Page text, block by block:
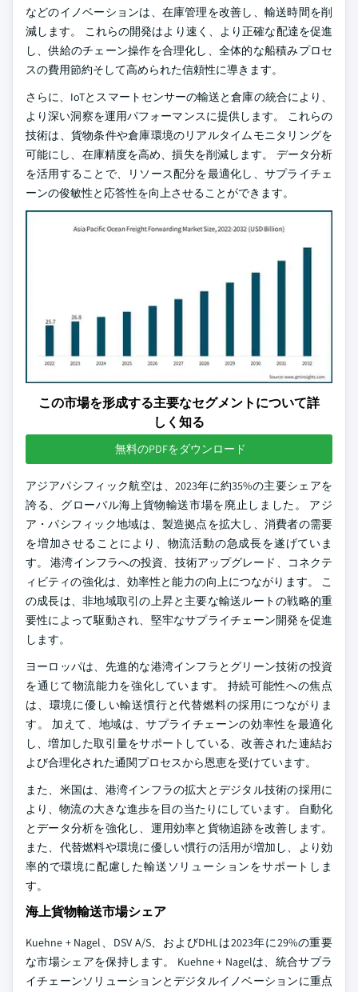
などのイノベーションは、在庫管理を改善し、輸送時間を削
減します。 これらの開発はより速く、より正確な配達を促進
し、供給のチェーン操作を合理化し、全体的な船積みプロセ
スの費用節約そして高められた信頼性に導きます。
さらに、IoTとスマートセンサーの輸送と倉庫の統合により、
より深い洞察を運用パフォーマンスに提供します。 これらの
技術は、貨物条件や倉庫環境のリアルタイムモニタリングを
可能にし、在庫精度を高め、損失を削減します。 データ分析
を活用することで、リソース配分を最適化し、サプライチェ
ーンの俊敏性と応答性を向上させることができます。
この市場を形成する主要なセグメントについて詳
しく知る
無料のPDFをダウンロード
アジアパシフィック航空は、2023年に約35%の主要シェアを
誇る、グローバル海上貨物輸送市場を廃止しました。 アジ
ア・パシフィック地域は、製造拠点を拡大し、消費者の需要
を増加させることにより、物流活動の急成長を遂げていま
す。 港湾インフラへの投資、技術アップグレード、コネクテ
ィビティの強化は、効率性と能力の向上につながります。 こ
の成長は、非地域取引の上昇と主要な輸送ルートの戦略的重
要性によって駆動され、堅牢なサプライチェーン開発を促進
します。
ヨーロッパは、先進的な港湾インフラとグリーン技術の投資
を通じて物流能力を強化しています。 持続可能性への焦点
は、環境に優しい輸送慣行と代替燃料の採用につながりま
す。 加えて、地域は、サプライチェーンの効率性を最適化
し、増加した取引量をサポートしている、改善された連結お
よび合理化された通関プロセスから恩恵を受けています。
また、米国は、港湾インフラの拡大とデジタル技術の採用に
より、物流の大きな進歩を目の当たりにしています。 自動化
とデータ分析を強化し、運用効率と貨物追跡を改善します。
また、代替燃料や環境に優しい慣行の活用が増加し、より効
率的で環境に配慮した輸送ソリューションをサポートしま
す。
海上貨物輸送市場シェア
Kuehne + Nagel、DSV A/S、およびDHLは2023年に29%の重要
な市場シェアを保持します。 Kuehne + Nagelは、統合サプラ
イチェーンソリューションとデジタルイノベーションに重点